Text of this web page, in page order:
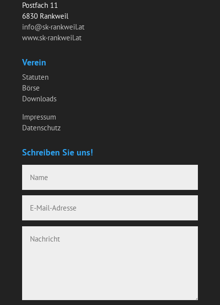
Postfach 11
6830 Rankweil
info@sk-rankweil.at
www.sk-rankweil.at
Verein
Statuten
Börse
Downloads
Impressum
Datenschutz
Schreiben Sie uns!